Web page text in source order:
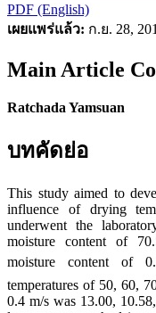
PDF (English)
เผยแพร่แล้ว: ก.ย. 28,
Main Article
Ratchada Yamsuan
บทคัดย่อ
This study aimed to
influence of drying
underwent the
moisture content of
moisture content of
temperatures of 50, 60,
0.4 m/s was 13.00,